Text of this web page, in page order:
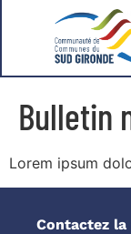
Bulletin
Lorem ipsum
Contactez la